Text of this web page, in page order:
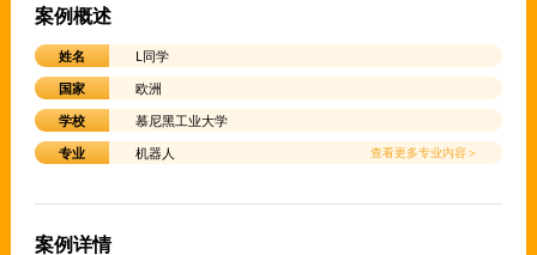
案例概述
姓名
L同学
国家
欧洲
学校
慕尼黑工业大学
专业
机器人 查看更多专业内容＞
案例详情